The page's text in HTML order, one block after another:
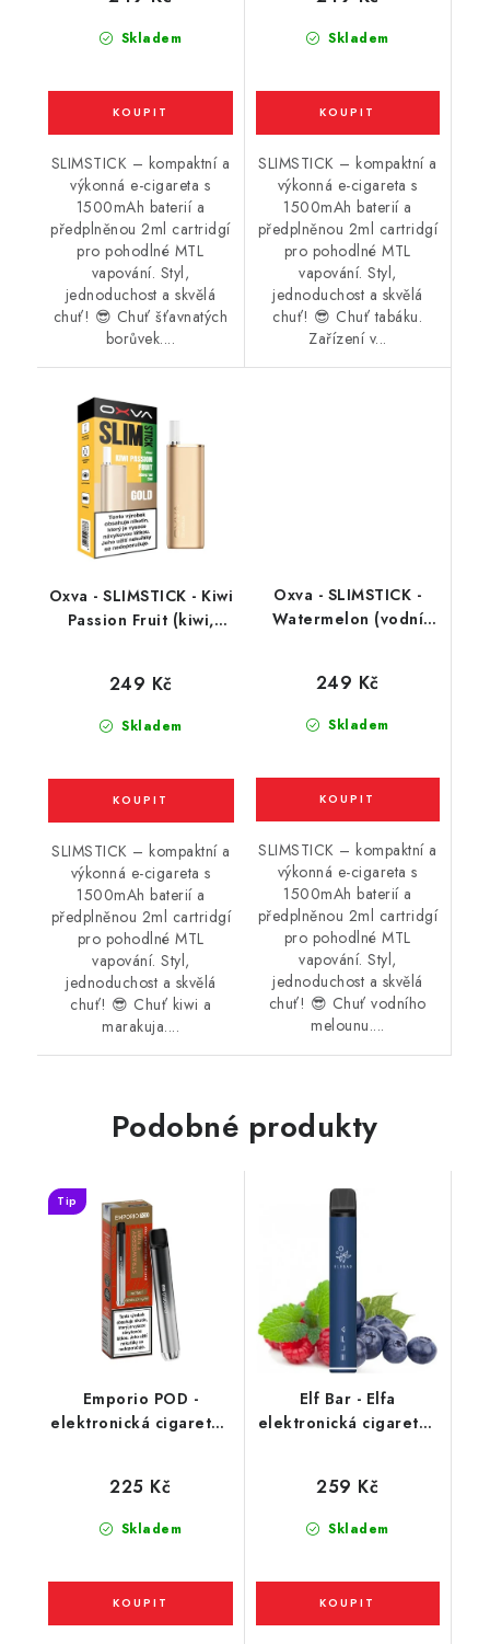
Skladem
SLIMSTICK – kompaktní a
výkonná e-cigareta s
1500mAh baterií a
předplněnou 2ml cartridgí
pro pohodlné MTL
vapování. Styl,
jednoduchost a skvělá
chuť! 😎 Chuť šťavnatých
borůvek....
Skladem
SLIMSTICK – kompaktní a
výkonná e-cigareta s
1500mAh baterií a
předplněnou 2ml cartridgí
pro pohodlné MTL
vapování. Styl,
jednoduchost a skvělá
chuť! 😎 Chuť tabáku.
Zařízení v...
Oxva - SLIMSTICK - Kiwi
Passion Fruit (kiwi,
Skladem
249 Kč
SLIMSTICK – kompaktní a
výkonná e-cigareta s
1500mAh baterií a
předplněnou 2ml cartridgí
pro pohodlné MTL
vapování. Styl,
jednoduchost a skvělá
chuť! 😎 Chuť kiwi a
marakuja....
Oxva - SLIMSTICK -
Watermelon (vodní
Skladem
249 Kč
SLIMSTICK – kompaktní a
výkonná e-cigareta s
1500mAh baterií a
předplněnou 2ml cartridgí
pro pohodlné MTL
vapování. Styl,
jednoduchost a skvělá
chuť! 😎 Chuť vodního
melounu....
Podobné produkty
Emporio POD -
elektronická cigareta -
Tip
Skladem
225 Kč
Elf Bar - Elfa
elektronická cigareta -
borůvka a malina)
20mg
Skladem
259 Kč